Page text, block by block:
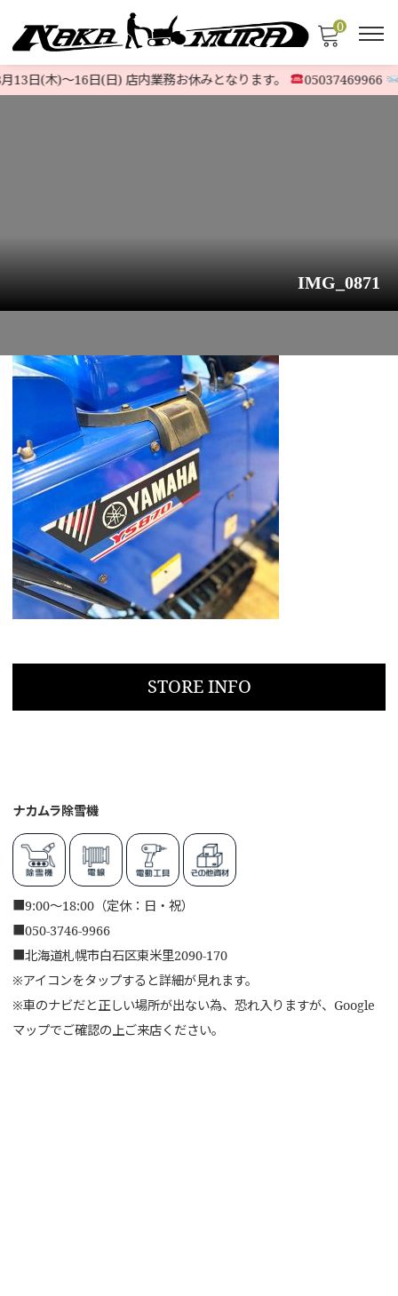
0
日(木)〜16日(日) 店内業務お休みとなります。 05037469966
IMG_0871
STORE INFO
ナカムラ除雪機
■9:00～18:00（定休：日・祝）
■050-3746-9966
■北海道札幌市白石区東米里2090-170
※アイコンをタップすると詳細が見れます。
※車のナビだと正しい場所が出ない為、恐れ入りますが、Google
マップでご確認の上ご来店ください。